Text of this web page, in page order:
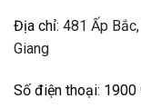
Địa chỉ: 481 Ấp
Giang
Số điện thoại: 1900